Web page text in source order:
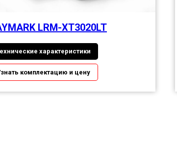
LRM-XT3020LT
характеристики
комплектацию и цену